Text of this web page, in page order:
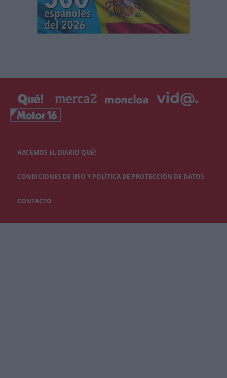
HACEMOS EL DIARIO QUÉ!
CONDICIONES DE USO Y POLÍTICA DE PROTECCIÓN DE DATOS
CONTACTO